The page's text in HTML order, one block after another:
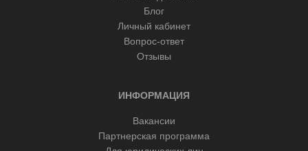
Блог
Личный кабинет
Вопрос-ответ
Отзывы
ИНФОРМАЦИЯ
Вакансии
Партнерская программа